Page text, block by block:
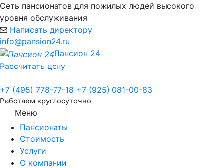
Сеть пансионатов для пожилых людей высокого
уровня обслуживания
Написать директору
info@pansion24.ru
Пансион 24
Рассчитать цену
+7 (495) 778-77-18 +7 (925) 081-00-83
Работаем круглосуточно
Меню
Пансионаты
Стоимость
Услуги
О компании